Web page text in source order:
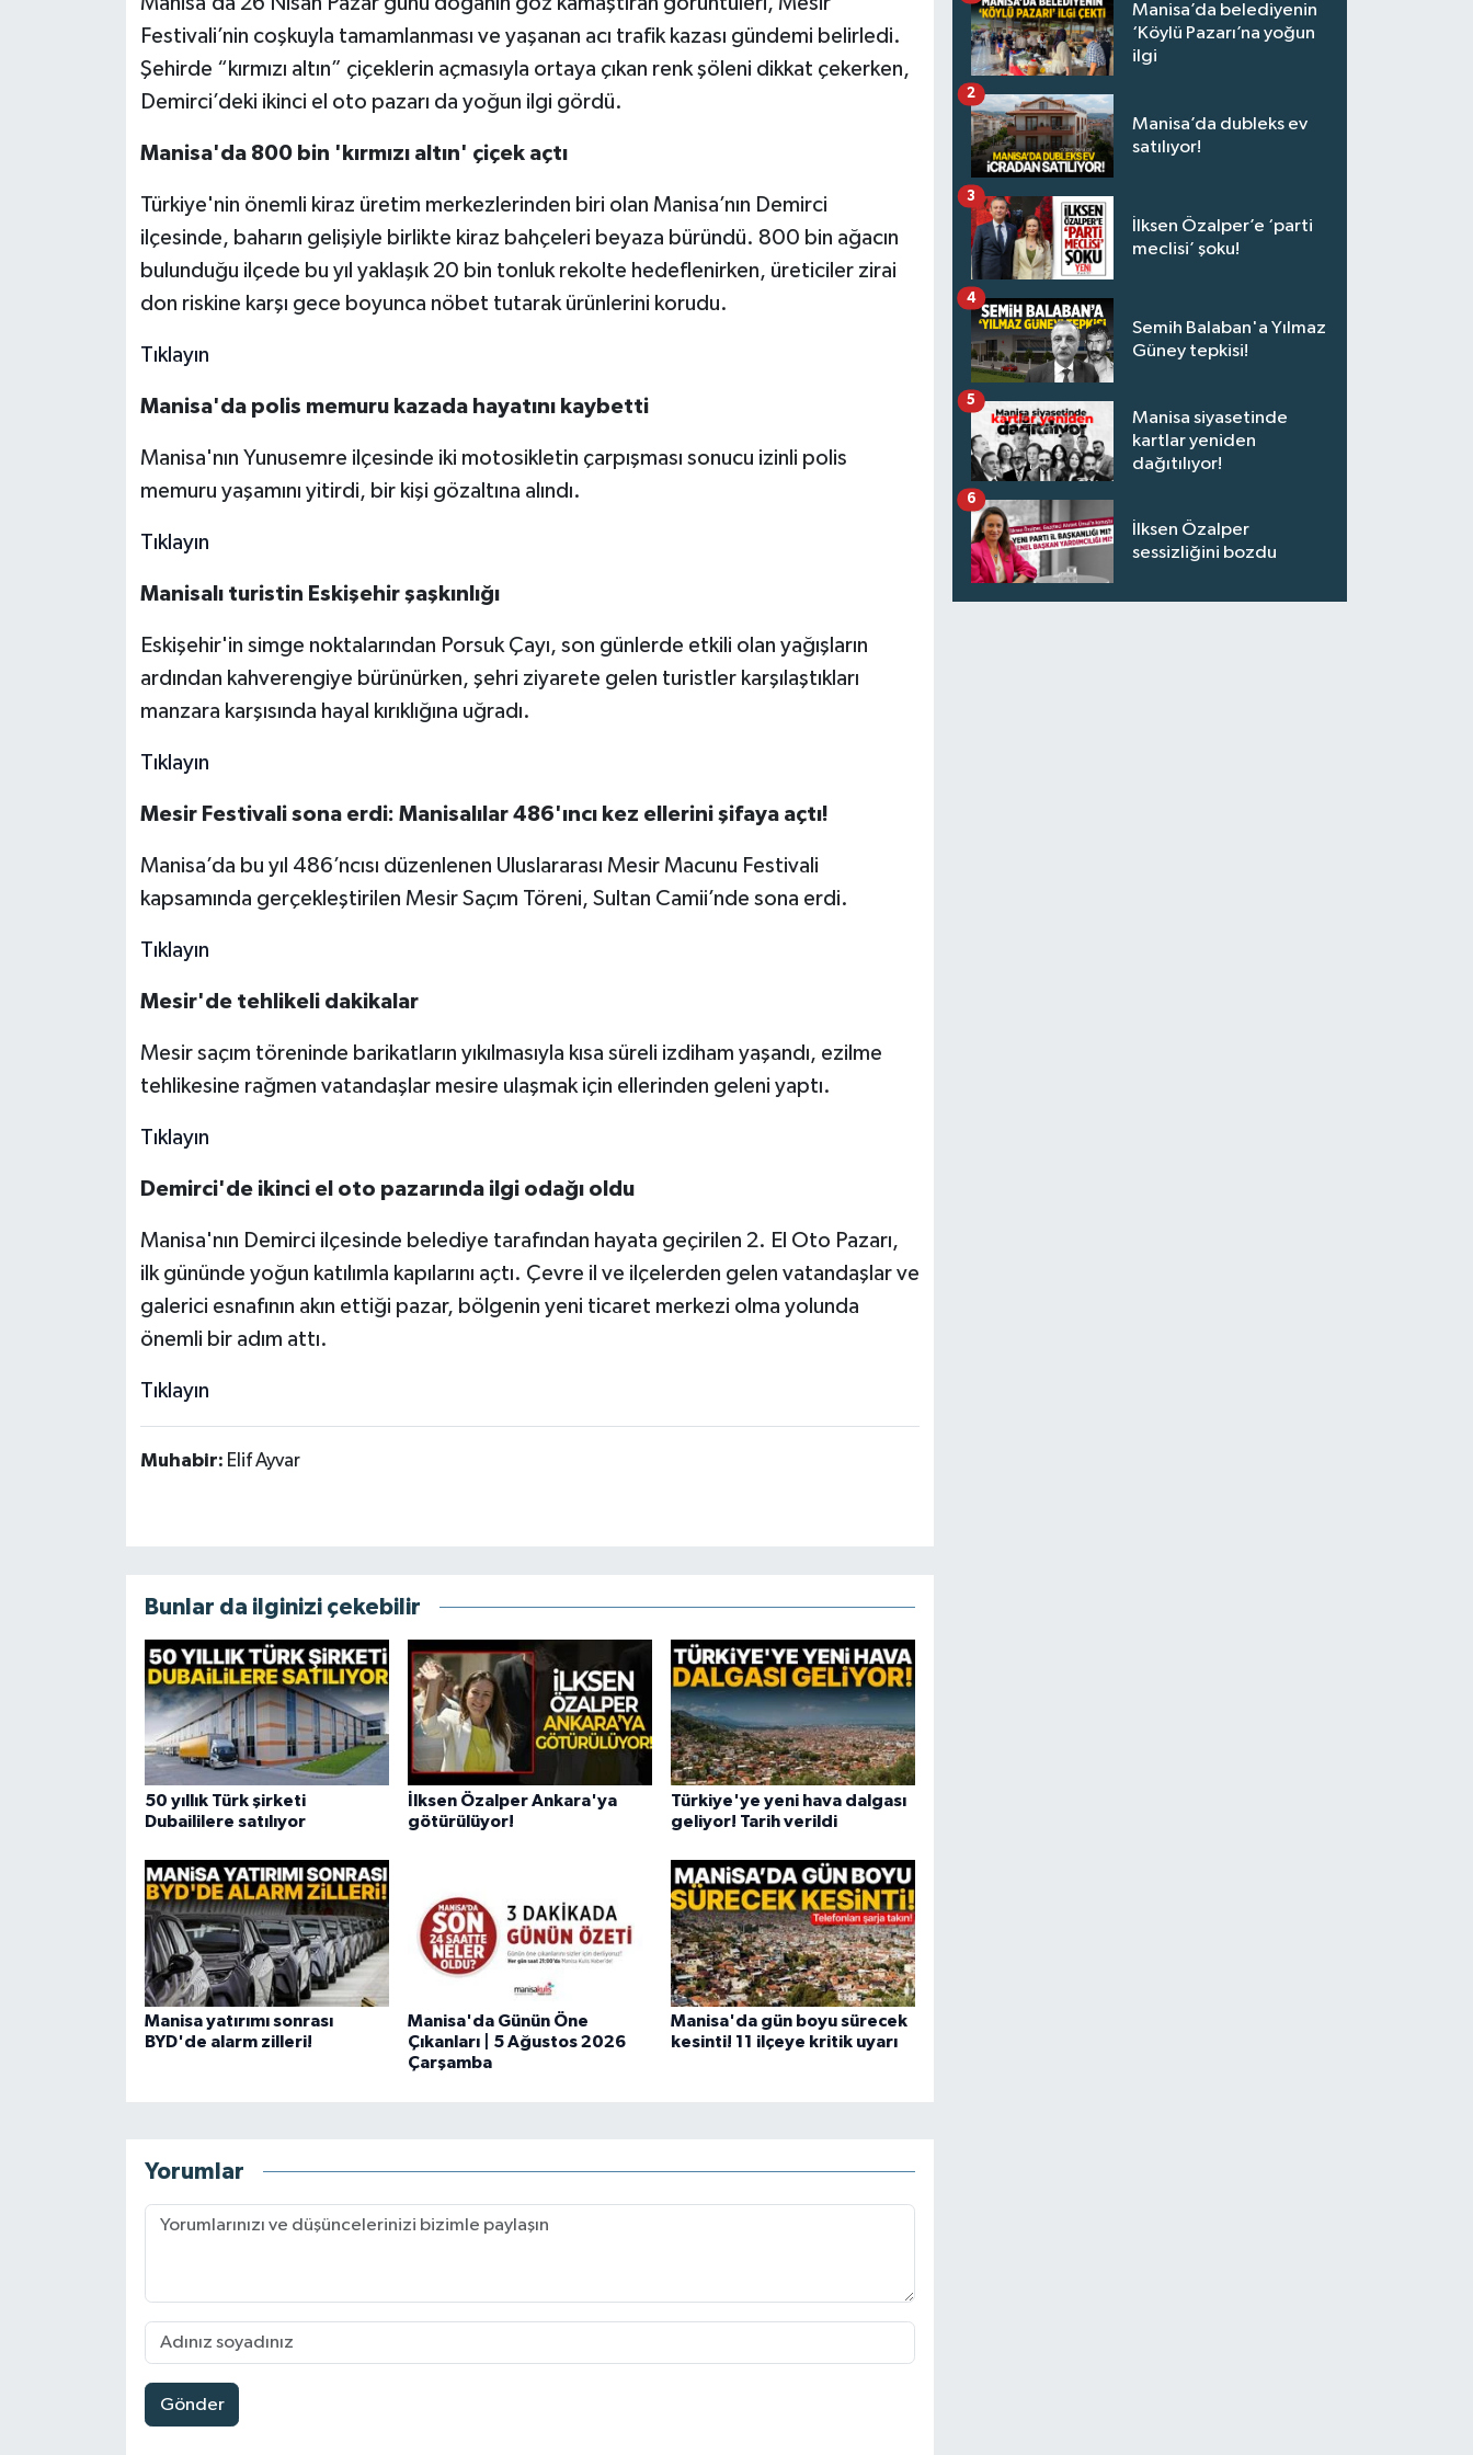
Festivali’nin coşkuyla tamamlanması ve yaşanan acı trafik kazası gündemi belirledi.
Şehirde “kırmızı altın” çiçeklerin açmasıyla ortaya çıkan renk şöleni dikkat çekerken,
Demirci’deki ikinci el oto pazarı da yoğun ilgi gördü.
Manisa'da 800 bin 'kırmızı altın' çiçek açtı
Türkiye'nin önemli kiraz üretim merkezlerinden biri olan Manisa’nın Demirci
ilçesinde, baharın gelişiyle birlikte kiraz bahçeleri beyaza büründü. 800 bin ağacın
bulunduğu ilçede bu yıl yaklaşık 20 bin tonluk rekolte hedeflenirken, üreticiler zirai
don riskine karşı gece boyunca nöbet tutarak ürünlerini korudu.
Tıklayın
Manisa'da polis memuru kazada hayatını kaybetti
Manisa'nın Yunusemre ilçesinde iki motosikletin çarpışması sonucu izinli polis
memuru yaşamını yitirdi, bir kişi gözaltına alındı.
Tıklayın
Manisalı turistin Eskişehir şaşkınlığı
Eskişehir'in simge noktalarından Porsuk Çayı, son günlerde etkili olan yağışların
ardından kahverengiye bürünürken, şehri ziyarete gelen turistler karşılaştıkları
manzara karşısında hayal kırıklığına uğradı.
Tıklayın
Mesir Festivali sona erdi: Manisalılar 486'ıncı kez ellerini şifaya açtı!
Manisa’da bu yıl 486’ncısı düzenlenen Uluslararası Mesir Macunu Festivali
kapsamında gerçekleştirilen Mesir Saçım Töreni, Sultan Camii’nde sona erdi.
Tıklayın
Mesir'de tehlikeli dakikalar
Mesir saçım töreninde barikatların yıkılmasıyla kısa süreli izdiham yaşandı, ezilme
tehlikesine rağmen vatandaşlar mesire ulaşmak için ellerinden geleni yaptı.
Tıklayın
Demirci'de ikinci el oto pazarında ilgi odağı oldu
Manisa'nın Demirci ilçesinde belediye tarafından hayata geçirilen 2. El Oto Pazarı,
ilk gününde yoğun katılımla kapılarını açtı. Çevre il ve ilçelerden gelen vatandaşlar ve
galerici esnafının akın ettiği pazar, bölgenin yeni ticaret merkezi olma yolunda
önemli bir adım attı.
Tıklayın
Muhabir: Elif Ayvar
Bunlar da ilginizi çekebilir
50 yıllık Türk şirketi
Dubaililere satılıyor
İlksen Özalper Ankara'ya
götürülüyor!
Türkiye'ye yeni hava dalgası
geliyor! Tarih verildi
Manisa yatırımı sonrası
BYD'de alarm zilleri!
Manisa'da Günün Öne
Çıkanları | 5 Ağustos 2026
Çarşamba
Manisa'da gün boyu sürecek
kesinti! 11 ilçeye kritik uyarı
Yorumlar
Gönder
Manisa’da belediyenin
‘Köylü Pazarı’na yoğun
ilgi
Manisa’da dubleks ev
satılıyor!
2
İlksen Özalper’e ‘parti
meclisi’ şoku!
3
Semih Balaban'a Yılmaz
Güney tepkisi!
4
Manisa siyasetinde
kartlar yeniden
dağıtılıyor!
5
İlksen Özalper
sessizliğini bozdu
6